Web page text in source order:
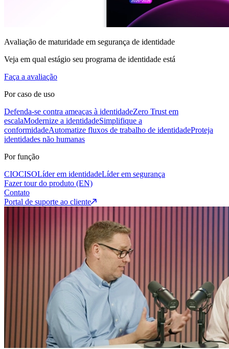
Avaliação de maturidade em segurança de identidade
Veja em qual estágio seu programa de identidade está
Faça a avaliação
Por caso de uso
Defenda-se contra ameaças à identidadeZero Trust em
escalaModernize a identidadeSimplifique a
conformidadeAutomatize fluxos de trabalho de identidadeProteja
identidades não humanas
Por função
CIOCISOLíder em identidadeLíder em segurança
Fazer tour do produto (EN)
Contato
Portal de suporte ao cliente